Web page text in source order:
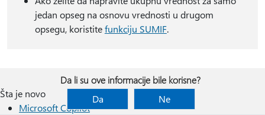
jedan opseg na osnovu vrednosti u drugom
opsegu, koristitefunkciju SUMIF.
Da li su ove informacije bile korisne?
Da
Ne
Šta je novo
Microsoft Copilot